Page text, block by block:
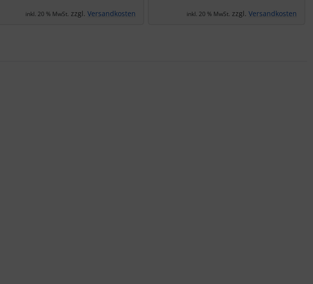
inkl. 20 % MwSt. zzgl. Versandkosten inkl. 20 % MwSt. zzgl. Versandkosten